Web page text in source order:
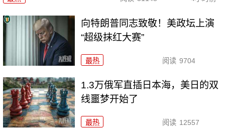
向特朗普同志致敬！美政坛上演
“超级抹红大赛”
最热 阅读 9704
1.3万俄军直插日本海，美日的双
线噩梦开始了
最热 阅读 12557